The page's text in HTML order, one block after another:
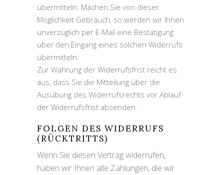
übermitteln. Machen Sie von dieser
Möglichkeit Gebrauch, so werden wir Ihnen
unverzüglich per E-Mail eine Bestätigung
über den Eingang eines solchen Widerrufs
übermitteln.
Zur Wahrung der Widerrufsfrist reicht es
aus, dass Sie die Mitteilung über die
Ausübung des Widerrufsrechts vor Ablauf
der Widerrufsfrist absenden.
FOLGEN DES WIDERRUFS
(RÜCKTRITTS)
Wenn Sie diesen Vertrag widerrufen,
haben wir Ihnen alle Zahlungen, die wir